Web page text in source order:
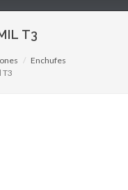
T3
Enchufes
T3